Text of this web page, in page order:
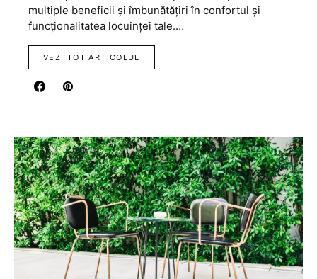
multiple beneficii și îmbunătățiri în confortul și
funcționalitatea locuinței tale.…
VEZI TOT ARTICOLUL